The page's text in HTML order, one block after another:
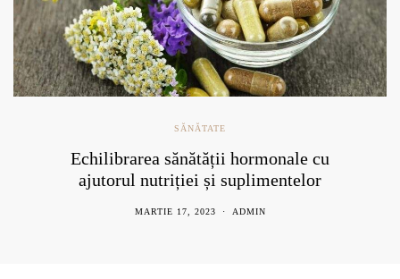
SĂNĂTATE
Echilibrarea sănătății hormonale cu
ajutorul nutriției și suplimentelor
MARTIE 17, 2023 ADMIN